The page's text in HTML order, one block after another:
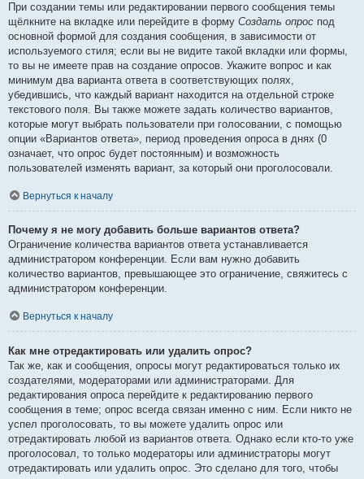
При создании темы или редактировании первого сообщения темы
щёлкните на вкладке или перейдите в форму Создать опрос под
основной формой для создания сообщения, в зависимости от
используемого стиля; если вы не видите такой вкладки или формы,
то вы не имеете прав на создание опросов. Укажите вопрос и как
минимум два варианта ответа в соответствующих полях,
убедившись, что каждый вариант находится на отдельной строке
текстового поля. Вы также можете задать количество вариантов,
которые могут выбрать пользователи при голосовании, с помощью
опции «Вариантов ответа», период проведения опроса в днях (0
означает, что опрос будет постоянным) и возможность
пользователей изменять вариант, за который они проголосовали.
Вернуться к началу
Почему я не могу добавить больше вариантов ответа?
Ограничение количества вариантов ответа устанавливается
администратором конференции. Если вам нужно добавить
количество вариантов, превышающее это ограничение, свяжитесь с
администратором конференции.
Вернуться к началу
Как мне отредактировать или удалить опрос?
Так же, как и сообщения, опросы могут редактироваться только их
создателями, модераторами или администраторами. Для
редактирования опроса перейдите к редактированию первого
сообщения в теме; опрос всегда связан именно с ним. Если никто не
успел проголосовать, то вы можете удалить опрос или
отредактировать любой из вариантов ответа. Однако если кто-то уже
проголосовал, то только модераторы или администраторы могут
отредактировать или удалить опрос. Это сделано для того, чтобы